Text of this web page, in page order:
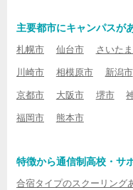
主要都市にキャンパスが
札幌市 仙台市 さいた
川崎市 相模原市 新潟市
京都市 大阪市 堺市
福岡市 熊本市
特徴から通信制高校・サ
合宿タイプのスクーリング